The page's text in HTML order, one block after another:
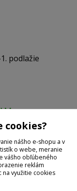
podlažie
cookies?
nášho e-shopu a v
o webe, meranie
vášho obľúbeného
reklám
na využitie cookies